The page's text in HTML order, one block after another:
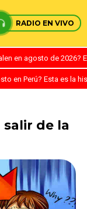
RADIO EN VIVO
en agosto de
en Perú? Esta es la
salir de la